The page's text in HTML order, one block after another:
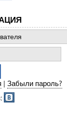
| Забыли пароль?